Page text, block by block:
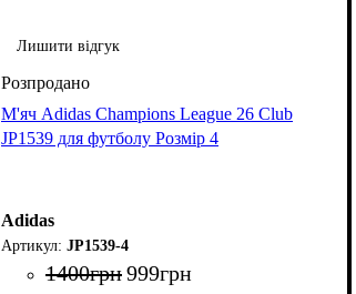
Лишити відгук
М'яч Adidas Champions League 26 Club
JP1539 для футболу Розмір 4
Adidas
JP1539-4
1400грн999грн